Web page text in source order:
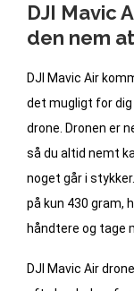
DJI Mavic
den nem
DJI Mavic Air
det mugligt for
drone. Dronen er
så du altid nemt
noget går i
på kun 430 gram,
håndtere og tage
DJI Mavic Air